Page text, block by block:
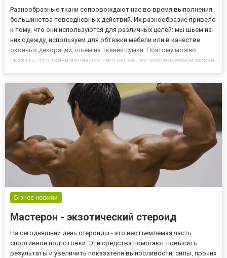
Разнообразные ткани сопровождают нас во время выполнения
большинства повседневных действий. Их разнообразие привело
к тому, что они используются для различных целей: мы шьем из
них одежду, используем для обтяжки мебели или в качестве
оконных декораций, шьем из тканей сумки. Поэтому можно
сказать, что ткани являются частью нашей повседневной жизни.
Бізнес новини
Мастерон - экзотический стероид
На сегодняшний день стероиды - это неотъемлемая часть
спортивной подготовки. Эти средства помогают повысить
результаты и увеличить показатели выносливости, силы, прочих